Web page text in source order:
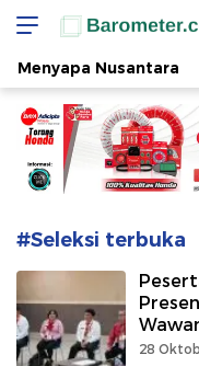
Berita Terkini di
Menyapa Nusantara
#Seleksi terbuka
28